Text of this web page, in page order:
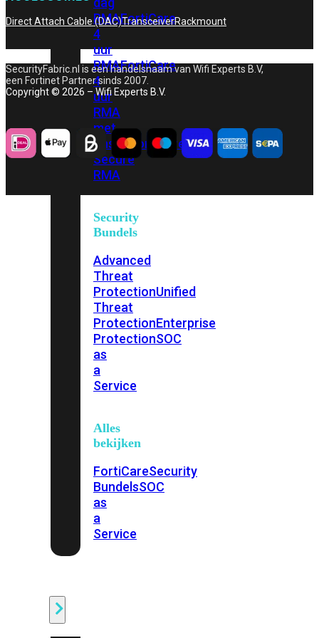
RMAFortiCare
4
uur
RMAFortiCare
4
uur
RMA
met
onsite FortiCare
Secure
RMA
Security
Bundels
Advanced
Threat
ProtectionUnified
Threat
ProtectionEnterprise
ProtectionSOC
as
a
Service
Alles
bekijken
FortiCareSecurity
BundelsSOC
as
a
Service
Direct Attach Cable (DAC)TransceiverRackmount
SecurityFabric.nl is een handelsnaam van Wifi Experts B.V,
een Fortinet Partner sinds 2007.
Copyright © 2026 – Wifi Experts B.V.